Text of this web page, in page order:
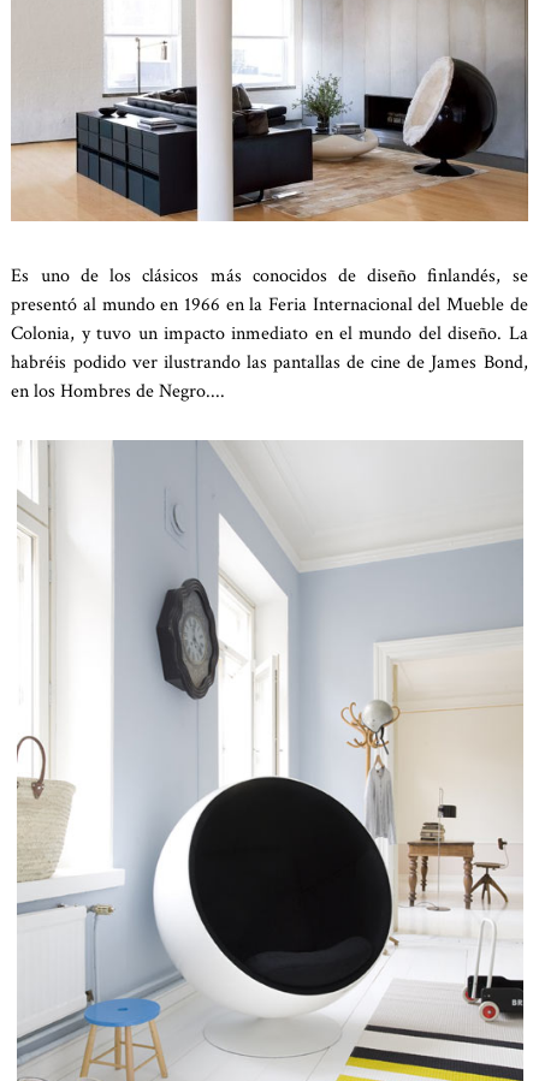
Es uno de los clásicos más conocidos de diseño finlandés, se
presentó al mundo en 1966 en la Feria Internacional del Mueble de
Colonia, y tuvo un impacto inmediato en el mundo del diseño. La
habréis podido ver ilustrando las pantallas de cine de James Bond,
en los Hombres de Negro....